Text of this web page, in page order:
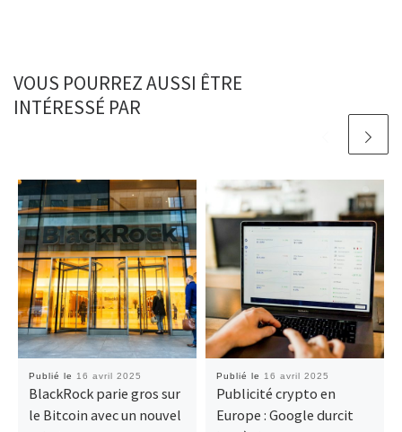
VOUS POURREZ AUSSI ÊTRE
INTÉRESSÉ PAR
Publié le 16 avril 2025
BlackRock parie gros sur
le Bitcoin avec un nouvel
Publié le 16 avril 2025
Publicité crypto en
Europe : Google durcit